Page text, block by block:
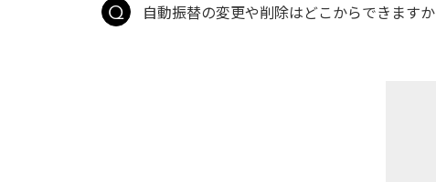
自動振替の変更や削除はどこからできますか